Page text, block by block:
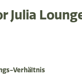
Julia
Verhältnis